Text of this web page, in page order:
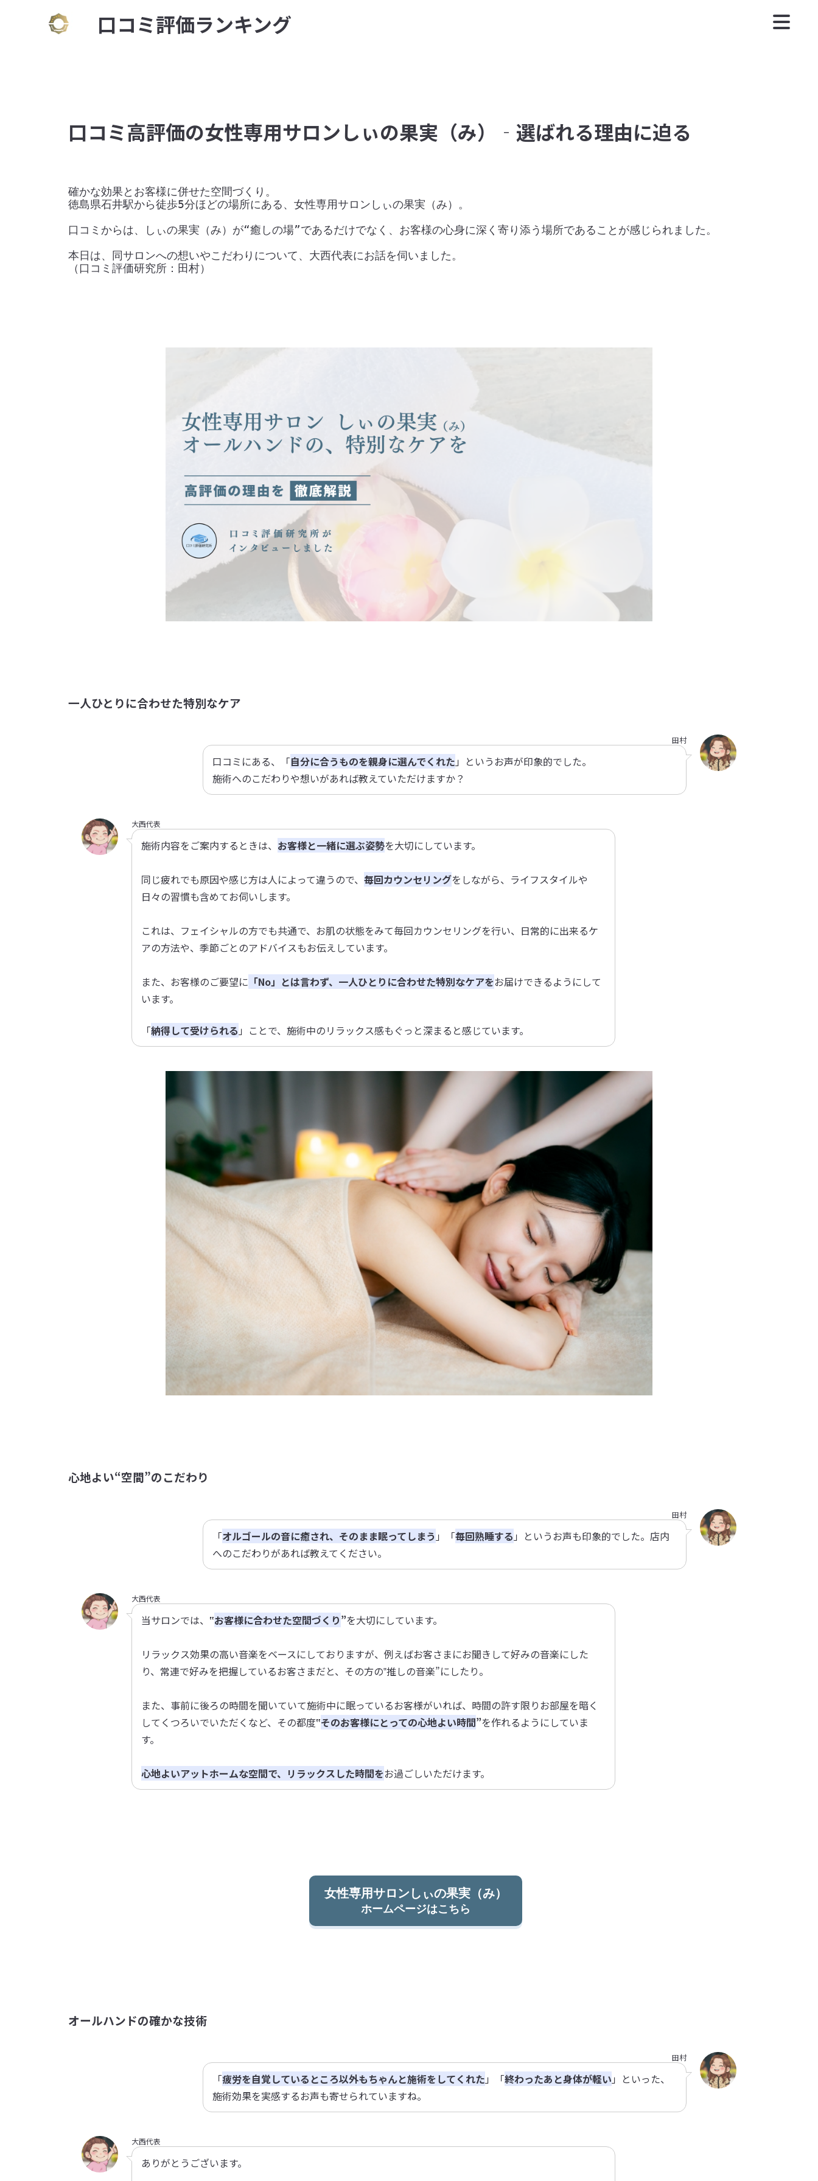
⼝コミ評価ランキング
口コミ高評価の女性専用サロンしぃの果実（み）‐選ばれる理由に迫る
確かな効果とお客様に併せた空間づくり。
徳島県石井駅から徒歩5分ほどの場所にある、女性専用サロンしぃの果実（み）。
口コミからは、しぃの果実（み）が“癒しの場”であるだけでなく、お客様の心身に深く寄り添う場所であることが感じられました。
本日は、同サロンへの想いやこだわりについて、大西代表にお話を伺いました。
一人ひとりに合わせた特別なケア
田村
口コミにある、「自分に合うものを親身に選んでくれた 」というお声が印象的でした。
施術へのこだわりや想いがあれば教えていただけますか？
大西代表
施術内容をご案内するときは、 お客様と一緒に選ぶ姿勢を大切にしています。
同じ疲れでも原因や感じ方は人によって違うので、毎回カウンセリングをしながら、 ライフスタイルや
日々の習慣も含めてお伺いします。
これは、フェイシャルの方でも共通で、お肌の状態をみて毎回カウンセリングを行い、日常的に出来るケ
アの方法や、季節ごとのアドバイスもお伝えしています。
また、お客様のご要望に 「No」とは言わず、一人ひとりに合わせた特別なケアをお届けできるようにして
います。
「納得して受けられる 」ことで、施術中のリラックス感もぐっと深まると感じています。
心地よい“空間”のこだわり
田村
「オルゴールの音に癒され、そのまま眠ってしまう 」「毎回熟睡する 」というお声も印象的でした。店内
へのこだわりがあれば教えてください。
大西代表
当サロンでは、 ‟お客様に合わせた空間づくり”を大切にしています。
リラックス効果の高い音楽をベースにしておりますが、例えばお客さまにお聞きして好みの音楽にした
り、常連で好みを把握しているお客さまだと、その方の‟推しの音楽”にしたり。
また、事前に後ろの時間を聞いていて施術中に眠っているお客様がいれば、時間の許す限りお部屋を暗く
してくつろいでいただくなど、その都度‟そのお客様にとっての心地よい時間”を作れるようにしていま
す。
心地よいアットホームな空間で、リラックスした時間をお過ごしいただけます。
女性専用サロンしぃの果実（み）
ホームページはこちら
オールハンドの確かな技術
田村
「疲労を自覚しているところ以外もちゃんと施術をしてくれた 」「終わったあと身体が軽い 」といった、
施術効果を実感するお声も寄せられていますね。
大西代表
ありがとうございます。